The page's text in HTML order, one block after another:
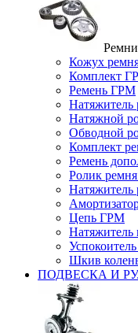
Кожух
Комплект
Ремень ГРМ
Натяжной
Обводной
Комплект
Ремень
Ролик
Натяжитель
Цепь ГРМ
Шкив
ПОДВЕСКА И